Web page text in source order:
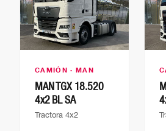
CAMIÓN · MAN
MAN TGX 18.520
4x2 BL SA
Tractora 4x2